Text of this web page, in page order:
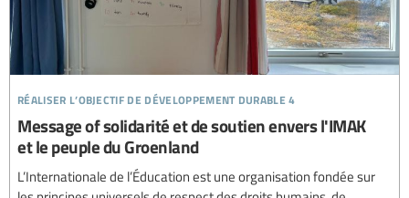
réaliser l’objectif de développement durable 4
Message of solidarité et de soutien envers l'IMAK
et le peuple du Groenland
L’Internationale de l’Éducation est une organisation fondée sur